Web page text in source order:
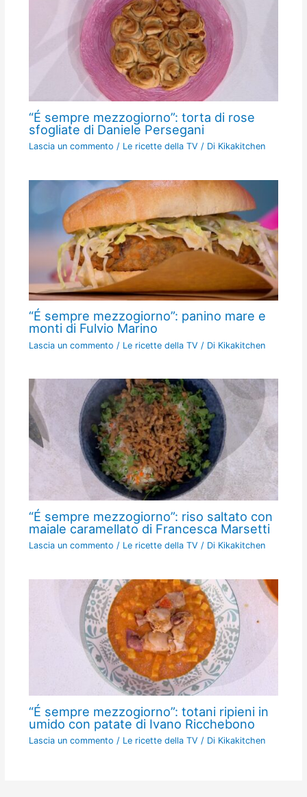
“É sempre mezzogiorno”: torta di rose
sfogliate di Daniele Persegani
Lascia un commento / Le ricette della TV / Di Kikakitchen
“É sempre mezzogiorno”: panino mare e
monti di Fulvio Marino
Lascia un commento / Le ricette della TV / Di Kikakitchen
“É sempre mezzogiorno”: riso saltato con
maiale caramellato di Francesca Marsetti
Lascia un commento / Le ricette della TV / Di Kikakitchen
“É sempre mezzogiorno”: totani ripieni in
umido con patate di Ivano Ricchebono
Lascia un commento / Le ricette della TV / Di Kikakitchen